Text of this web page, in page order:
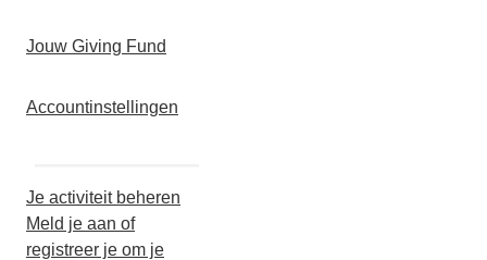
Jouw Giving Fund
Accountinstellingen
Je activiteit beheren
Meld je aan of
registreer je om je